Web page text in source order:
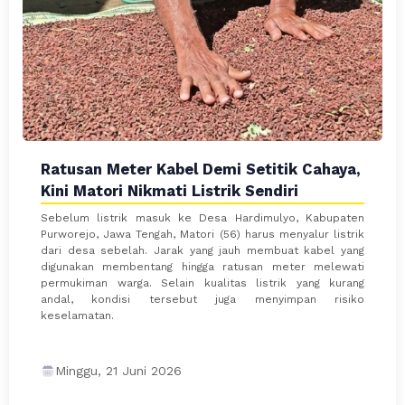
Ratusan Meter Kabel Demi Setitik Cahaya,
Kini Matori Nikmati Listrik Sendiri
Sebelum listrik masuk ke Desa Hardimulyo, Kabupaten
Purworejo, Jawa Tengah, Matori (56) harus menyalur listrik
dari desa sebelah. Jarak yang jauh membuat kabel yang
digunakan membentang hingga ratusan meter melewati
permukiman warga. Selain kualitas listrik yang kurang
andal, kondisi tersebut juga menyimpan risiko
keselamatan.
Minggu, 21 Juni 2026